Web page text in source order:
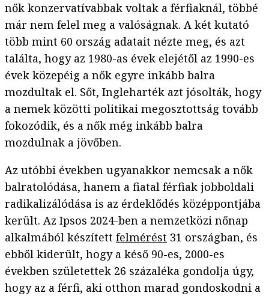
nők konzervatívabbak voltak a férfiaknál, többé
már nem felel meg a valóságnak. A két kutató
több mint 60 ország adatait nézte meg, és azt
találta, hogy az 1980-as évek elejétől az 1990-es
évek közepéig a nők egyre inkább balra
mozdultak el. Sőt, Ingleharték azt jósolták, hogy
a nemek közötti politikai megosztottság tovább
fokozódik, és a nők még inkább balra
mozdulnak a jövőben.
Az utóbbi években ugyanakkor nemcsak a nők
balratolódása, hanem a fiatal férfiak jobboldali
radikalizálódása is az érdeklődés középpontjába
került. Az Ipsos 2024-ben a nemzetközi nőnap
alkalmából készített felmérést 31 országban, és
ebből kiderült, hogy a késő 90-es, 2000-es
években születettek 26 százaléka gondolja úgy,
hogy az a férfi, aki otthon marad gondoskodni a